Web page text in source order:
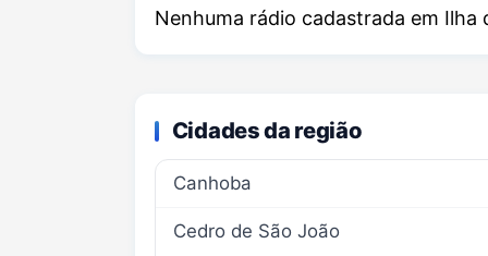
Nenhuma rádio cadastrada em Ilha
Cidades da região
Canhoba
Cedro de São João